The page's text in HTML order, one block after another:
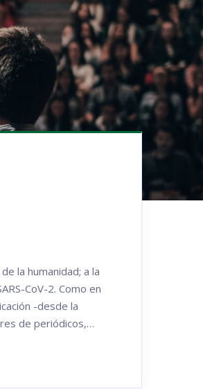
la humanidad; a la
CoV-2. Como en
-desde la
de periódicos,…